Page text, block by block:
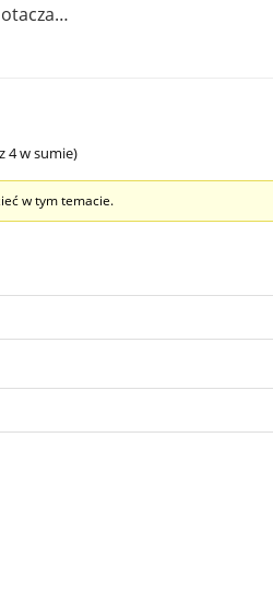
4 w sumie)
w tym temacie.